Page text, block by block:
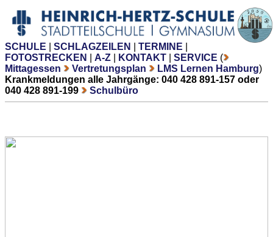
SCHULE SCHLAGZEILEN TERMINE
FOTOSTRECKEN
A-Z KONTAKT SERVICE (
Mittagessen
Vertretungsplan LMS Lernen Hamburg)
Krankmeldungen alle Jahrgänge: 040 428 891-157 oder
040 428 891-199
Schulbüro